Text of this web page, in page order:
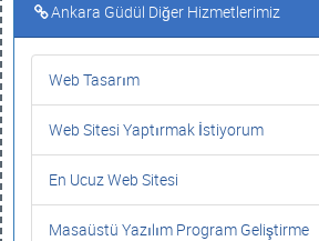
Ankara Güdül Diğer Hizmetlerimiz
Web Tasarım
Web Sitesi Yaptırmak İstiyorum
En Ucuz Web Sitesi
Masaüstü Yazılım Program Geliştirme